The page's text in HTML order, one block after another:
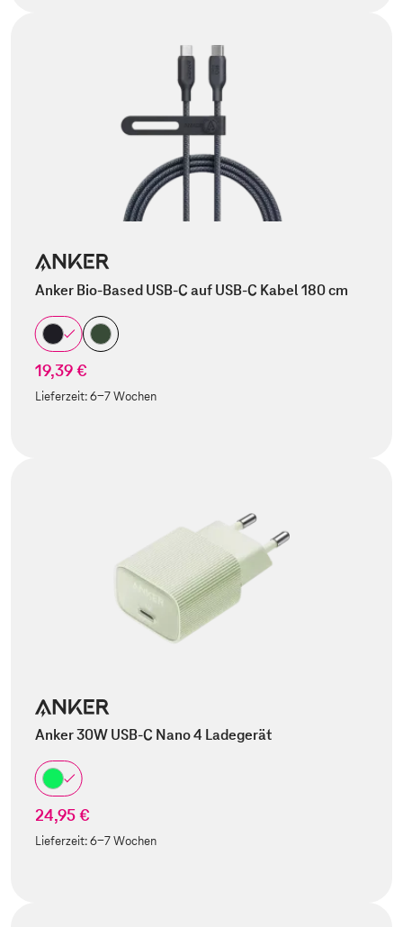
Anker Bio-Based USB-C auf USB-C Kabel 180 cm
19,39 €
Lieferzeit:6-7 Wochen
Anker 30W USB-C Nano 4 Ladegerät
24,95 €
Lieferzeit:6-7 Wochen